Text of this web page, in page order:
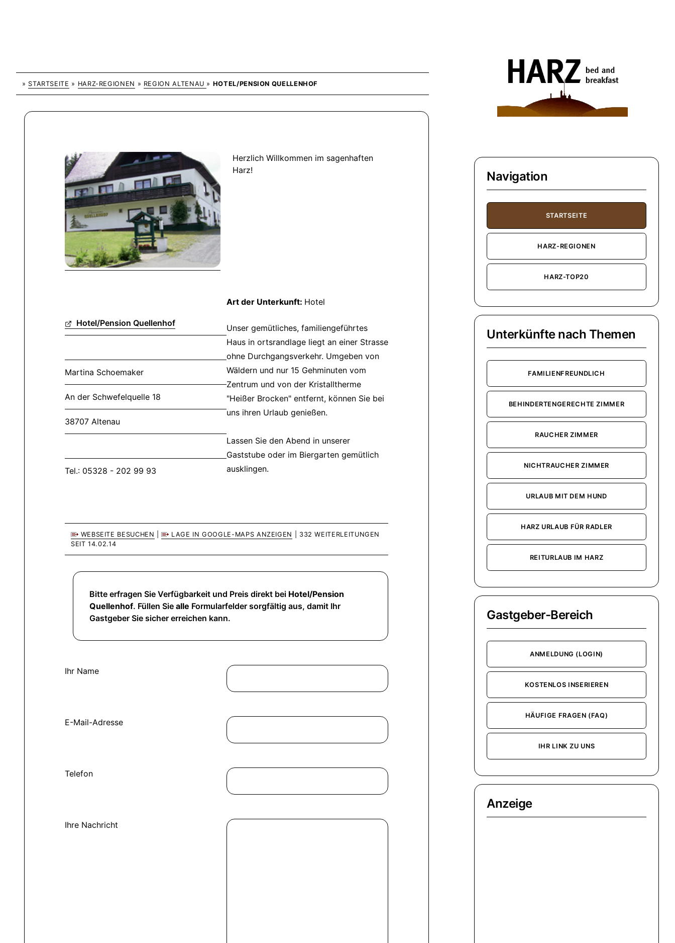
» STARTSEITE » HARZ-REGIONEN » REGION ALTENAU » HOTEL/PENSION QUELLENHOF
Herzlich Willkommen im sagenhaften
Harz!
Hotel/Pension Quellenhof
Martina Schoemaker
An der Schwefelquelle 18
38707 Altenau
Tel.: 05328 - 202 99 93
Art der Unterkunft: Hotel
Unser gemütliches, familiengeführtes
Haus in ortsrandlage liegt an einer Strasse
ohne Durchgangsverkehr. Umgeben von
Wäldern und nur 15 Gehminuten vom
Zentrum und von der Kristalltherme
"Heißer Brocken" entfernt, können Sie bei
uns ihren Urlaub genießen.
Lassen Sie den Abend in unserer
Gaststube oder im Biergarten gemütlich
ausklingen.
WEBSEITE BESUCHEN | LAGE IN GOOGLE-MAPS ANZEIGEN
| 332 WEITERLEITUNGEN
SEIT 14.02.14
Bitte erfragen Sie Verfügbarkeit und Preis direkt bei Hotel/Pension
Quellenhof. Füllen Sie alle Formularfelder sorgfältig aus, damit Ihr
Gastgeber Sie sicher erreichen kann.
Ihr Name
E-Mail-Adresse
Telefon
Ihre Nachricht
Navigation
STARTSEITE
HARZ-REGIONEN
HARZ-TOP20
Unterkünfte nach Themen
FAMILIENFREUNDLICH
BEHINDERTENGERECHTE ZIMMER
RAUCHER ZIMMER
NICHTRAUCHER ZIMMER
URLAUB MIT DEM HUND
HARZ URLAUB FÜR RADLER
REITURLAUB IM HARZ
Gastgeber-Bereich
ANMELDUNG (LOGIN)
KOSTENLOS INSERIEREN
HÄUFIGE FRAGEN (FAQ)
IHR LINK ZU UNS
Anzeige